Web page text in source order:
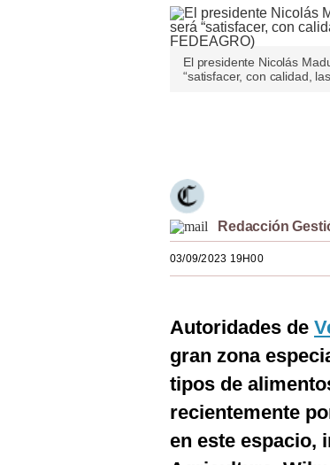
El presidente Nicolás
“satisfacer, con calidad,
Redacción
03/09/2023 19H00
Autoridades de
gran zona
tipos de
recientemente
en este espacio,